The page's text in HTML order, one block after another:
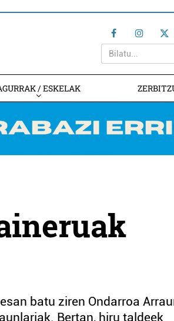
/ ESKELAK
batu ziren Ondarroa
Bertan, hiru taldeek